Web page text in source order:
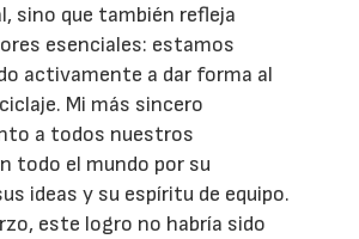
sino que también refleja
esenciales: estamos
activamente a dar forma al
Mi más sincero
a todos nuestros
todo el mundo por su
ideas y su espíritu de equipo.
este logro no habría sido